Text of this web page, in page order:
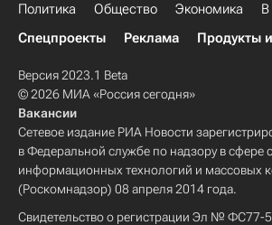
Политика Общество Экономика
Спецпроекты
Реклама Продукты
Версия 2023.1 Beta
© 2026 МИА «Россия сегодня»
Вакансии
Сетевое издание РИА Новости
в Федеральной службе по надзору в сфере
информационных технологий и массовых
(Роскомнадзор) 08 апреля 2014 года.
Свидетельство о регистрации Эл № ФС77-